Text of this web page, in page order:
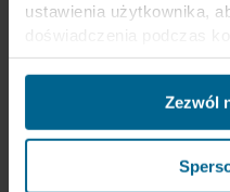
ustawienia użytkownika,
(„funkcjonalne”),
optymalizacji witryn
ukierunkowujemy nasze
społecznościowych i
naszych stronach
Zezwól
Wywiad z Karoliną